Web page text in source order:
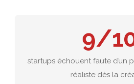
9/
startups échouent faute d’un
réaliste dès la